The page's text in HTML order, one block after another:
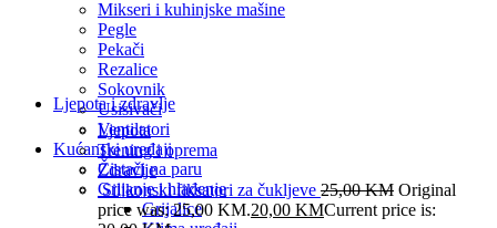
Mikseri i kuhinjske mašine
Pegle
Pekači
Rezalice
Sokovnik
Usisivači
Ventilatori
Kućanski uređaji
Čistači na paru
Grijanje i hlađenje
Grijalice
Ljepota i zdravlje
Ljepota
Trening i oprema
Zdravlje
Silikonski fiksatori za čukljeve 25,00KM Original
price was: 25,00 KM.20,00 KMCurrent price is: